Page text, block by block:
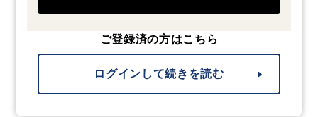
ご登録済の方はこちら
ログインして続きを読む